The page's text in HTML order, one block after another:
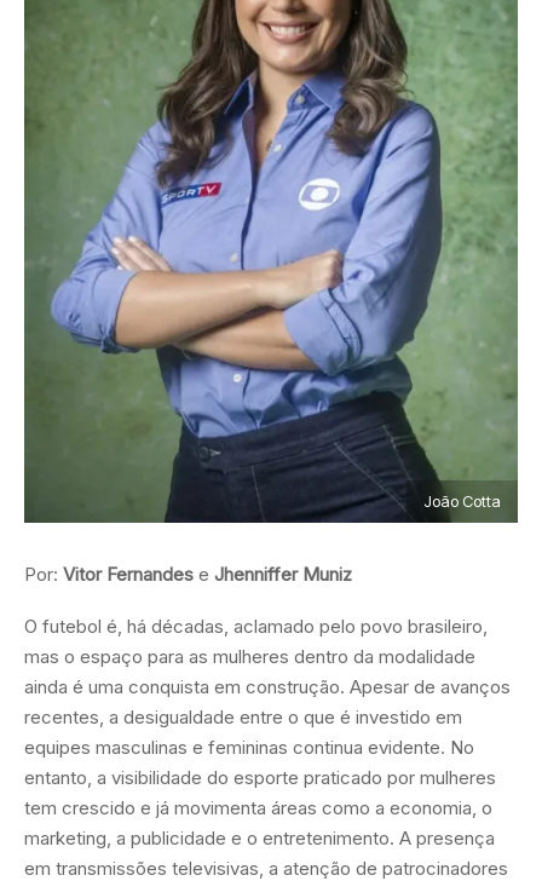
João Cotta
Por: Vitor Fernandes e Jhenniffer Muniz
O futebol é, há décadas, aclamado pelo povo brasileiro,
mas o espaço para as mulheres dentro da modalidade
ainda é uma conquista em construção. Apesar de avanços
recentes, a desigualdade entre o que é investido em
equipes masculinas e femininas continua evidente. No
entanto, a visibilidade do esporte praticado por mulheres
tem crescido e já movimenta áreas como a economia, o
marketing, a publicidade e o entretenimento. A presença
em transmissões televisivas, a atenção de patrocinadores